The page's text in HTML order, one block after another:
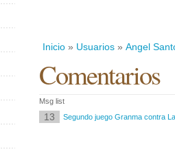
Inicio » Usuarios » Angel
Comentarios
Msg list
13 Segundo juego Granma contra